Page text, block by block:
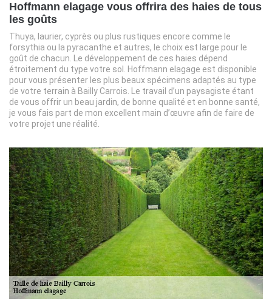
Hoffmann elagage vous offrira des haies de tous
les goûts
Thuya, laurier, cyprès ou plus rustiques encore comme le
forsythia ou la pyracanthe et autres, le choix est large pour le
goût de chacun. Le développement de ces haies dépend
étroitement du type votre sol. Hoffmann elagage est disponible
pour vous présenter les plus beaux spécimens adaptés au type
de votre terrain à Bailly Carrois. Le travail d’un paysagiste étant
de vous offrir un beau jardin, de bonne qualité et en bonne santé,
je vous fais part de mon excellent main d’œuvre afin de faire de
votre projet une réalité.